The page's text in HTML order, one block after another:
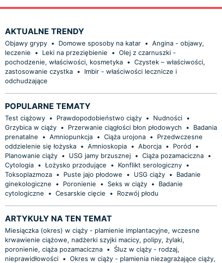
AKTUALNE TRENDY
Objawy grypy • Domowe sposoby na katar • Angina - objawy,
leczenie
• Leki na przeziębienie • Olej z czarnuszki -
pochodzenie, właściwości, kosmetyka • Czystek – właściwości,
zastosowanie czystka •
Imbir - właściwości lecznicze i
odchudzające
POPULARNE TEMATY
Test ciążowy • Prawdopodobieństwo ciąży • Nudności •
Grzybica w ciąży • Przerwanie ciągłości błon płodowych •
Badania
prenatalne
• Amniopunkcja • Ciąża urojona •
Przedwczesne
oddzielenie się łożyska • Amnioskopia • Aborcja • Poród
•
Planowanie ciąży • USG jamy brzusznej • Ciąża pozamaciczna •
Cytologia • Łożysko przodujące • Konflikt serologiczny •
Toksoplazmoza • Puste jajo płodowe • USG ciąży •
Badanie
ginekologiczne
• Poronienie • Seks w ciąży •
Badanie
cytologiczne
• Cesarskie cięcie • Rozwój płodu
ARTYKUŁY NA TEN TEMAT
Miesiączka (okres) w ciąży - plamienie implantacyjne, wczesne
krwawienie ciążowe, nadżerki szyjki macicy, polipy, żylaki,
poronienie, ciąża pozamaciczna •
Śluz w ciąży - rodzaj,
nieprawidłowości • Okres w ciąży - plamienia niezagrażające ciąży,